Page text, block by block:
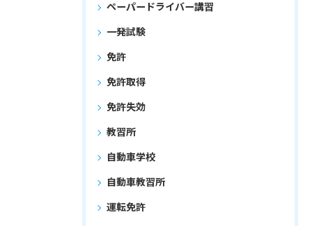
ペーパードライバー講習
一発試験
免許
免許取得
免許失効
教習所
自動車学校
自動車教習所
運転免許